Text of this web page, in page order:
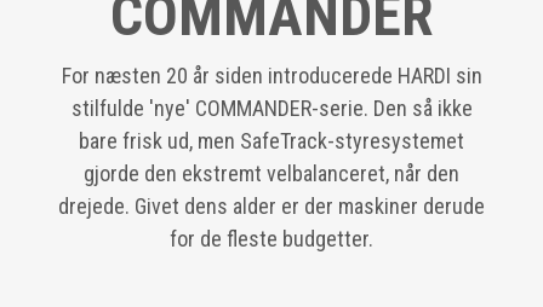
COMMANDER
For næsten 20 år siden introducerede HARDI sin
stilfulde 'nye' COMMANDER-serie. Den så ikke
bare frisk ud, men SafeTrack-styresystemet
gjorde den ekstremt velbalanceret, når den
drejede. Givet dens alder er der maskiner derude
for de fleste budgetter.